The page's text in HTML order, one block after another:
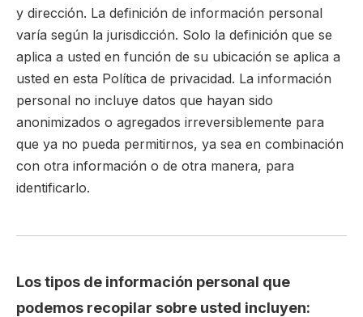
y dirección. La definición de información personal
varía según la jurisdicción. Solo la definición que se
aplica a usted en función de su ubicación se aplica a
usted en esta Política de privacidad. La información
personal no incluye datos que hayan sido
anonimizados o agregados irreversiblemente para
que ya no pueda permitirnos, ya sea en combinación
con otra información o de otra manera, para
identificarlo.
Los tipos de información personal que
podemos recopilar sobre usted incluyen: